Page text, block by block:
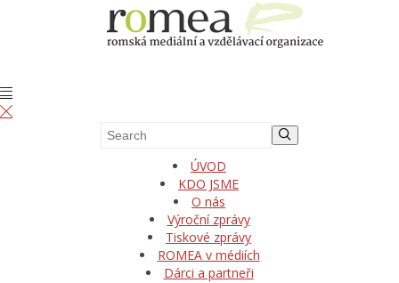
ÚVOD
KDO JSME
O nás
Výroční zprávy
Tiskové zprávy
ROMEA v médiích
Dárci a partneři